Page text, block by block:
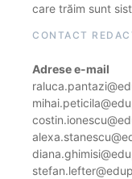
care trăim sunt
CONTACT
Adrese e-mail